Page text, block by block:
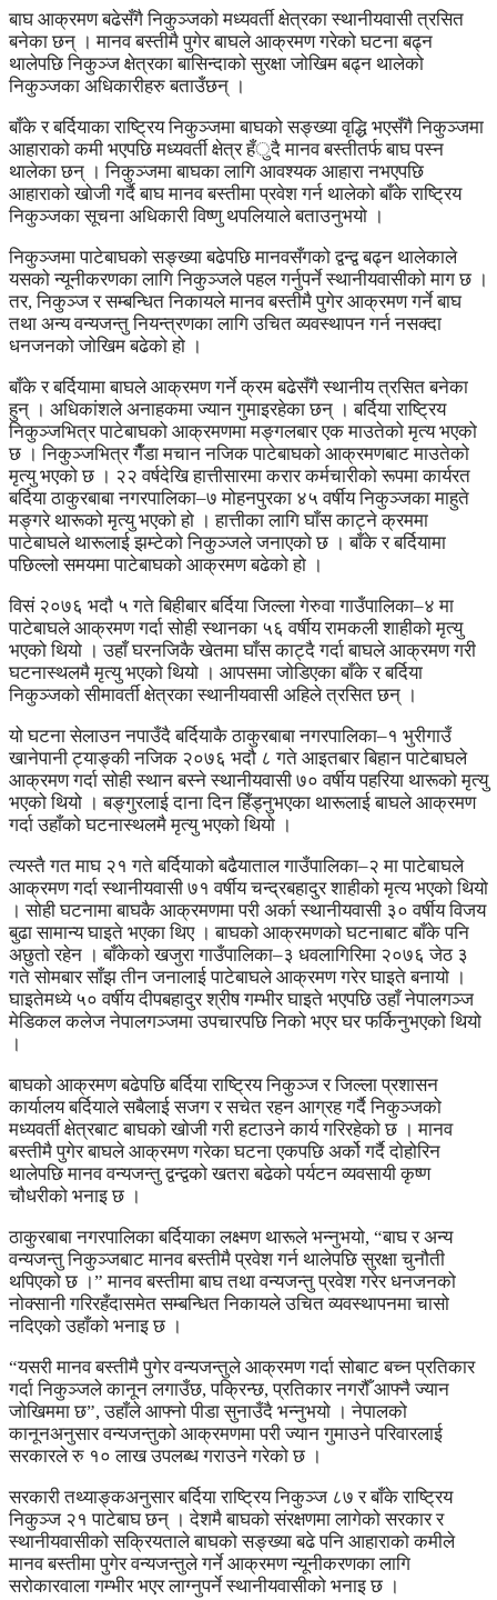
बाघ आक्रमण बढेसँगै निकुञ्जको मध्यवर्ती क्षेत्रका स्थानीयवासी त्रसित
बनेका छन् । मानव बस्तीमै पुगेर बाघले आक्रमण गरेको घटना बढ्न
थालेपछि निकुञ्ज क्षेत्रका बासिन्दाको सुरक्षा जोखिम बढ्न थालेको
निकुञ्जका अधिकारीहरु बताउँछन् ।
बाँके र बर्दियाका राष्ट्रिय निकुञ्जमा बाघको सङ्ख्या वृद्धि भएसँगै निकुञ्जमा
आहाराको कमी भएपछि मध्यवर्ती क्षेत्र हँुदै मानव बस्तीतर्फ बाघ पस्न
थालेका छन् । निकुञ्जमा बाघका लागि आवश्यक आहारा नभएपछि
आहाराको खोजी गर्दै बाघ मानव बस्तीमा प्रवेश गर्न थालेको बाँके राष्ट्रिय
निकुञ्जका सूचना अधिकारी विष्णु थपलियाले बताउनुभयो ।
निकुञ्जमा पाटेबाघको सङ्ख्या बढेपछि मानवसँगको द्वन्द्व बढ्न थालेकाले
यसको न्यूनीकरणका लागि निकुञ्जले पहल गर्नुपर्ने स्थानीयवासीको माग छ ।
तर, निकुञ्ज र सम्बन्धित निकायले मानव बस्तीमै पुगेर आक्रमण गर्ने बाघ
तथा अन्य वन्यजन्तु नियन्त्रणका लागि उचित व्यवस्थापन गर्न नसक्दा
धनजनको जोखिम बढेको हो ।
बाँके र बर्दियामा बाघले आक्रमण गर्ने क्रम बढेसँगै स्थानीय त्रसित बनेका
हुन् । अधिकांशले अनाहकमा ज्यान गुमाइरहेका छन् । बर्दिया राष्ट्रिय
निकुञ्जभित्र पाटेबाघको आक्रमणमा मङ्गलबार एक माउतेको मृत्य भएको
छ । निकुञ्जभित्र गैँडा मचान नजिक पाटेबाघको आक्रमणबाट माउतेको
मृत्यु भएको छ । २२ वर्षदेखि हात्तीसारमा करार कर्मचारीको रूपमा कार्यरत
बर्दिया ठाकुरबाबा नगरपालिका–७ मोहनपुरका ४५ वर्षीय निकुञ्जका माहुते
मङ्गरे थारूको मृत्यु भएको हो । हात्तीका लागि घाँस काट्ने क्रममा
पाटेबाघले थारूलाई झम्टेको निकुञ्जले जनाएको छ । बाँके र बर्दियामा
पछिल्लो समयमा पाटेबाघको आक्रमण बढेको हो ।
विसं २०७६ भदौ ५ गते बिहीबार बर्दिया जिल्ला गेरुवा गाउँपालिका–४ मा
पाटेबाघले आक्रमण गर्दा सोही स्थानका ५६ वर्षीय रामकली शाहीको मृत्यु
भएको थियो । उहाँ घरनजिकै खेतमा घाँस काट्दै गर्दा बाघले आक्रमण गरी
घटनास्थलमै मृत्यु भएको थियो । आपसमा जोडिएका बाँके र बर्दिया
निकुञ्जको सीमावर्ती क्षेत्रका स्थानीयवासी अहिले त्रसित छन् ।
यो घटना सेलाउन नपाउँदै बर्दियाकै ठाकुरबाबा नगरपालिका–१ भुरीगाउँ
खानेपानी ट्याङ्की नजिक २०७६ भदौ ८ गते आइतबार बिहान पाटेबाघले
आक्रमण गर्दा सोही स्थान बस्ने स्थानीयवासी ७० वर्षीय पहरिया थारूको मृत्यु
भएको थियो । बङ्गुरलाई दाना दिन हिँड्नुभएका थारूलाई बाघले आक्रमण
गर्दा उहाँको घटनास्थलमै मृत्यु भएको थियो ।
त्यस्तै गत माघ २१ गते बर्दियाको बढैयाताल गाउँपालिका–२ मा पाटेबाघले
आक्रमण गर्दा स्थानीयवासी ७१ वर्षीय चन्द्रबहादुर शाहीको मृत्य भएको थियो
। सोही घटनामा बाघकै आक्रमणमा परी अर्का स्थानीयवासी ३० वर्षीय विजय
बुढा सामान्य घाइते भएका थिए । बाघको आक्रमणको घटनाबाट बाँके पनि
अछुतो रहेन । बाँकेको खजुरा गाउँपालिका–३ धवलागिरिमा २०७६ जेठ ३
गते सोमबार साँझ तीन जनालाई पाटेबाघले आक्रमण गरेर घाइते बनायो ।
घाइतेमध्ये ५० वर्षीय दीपबहादुर श्रीष गम्भीर घाइते भएपछि उहाँ नेपालगञ्ज
मेडिकल कलेज नेपालगञ्जमा उपचारपछि निको भएर घर फर्किनुभएको थियो
।
बाघको आक्रमण बढेपछि बर्दिया राष्ट्रिय निकुञ्ज र जिल्ला प्रशासन
कार्यालय बर्दियाले सबैलाई सजग र सचेत रहन आग्रह गर्दै निकुञ्जको
मध्यवर्ती क्षेत्रबाट बाघको खोजी गरी हटाउने कार्य गरिरहेको छ । मानव
बस्तीमै पुगेर बाघले आक्रमण गरेका घटना एकपछि अर्को गर्दै दोहोरिन
थालेपछि मानव वन्यजन्तु द्वन्द्वको खतरा बढेको पर्यटन व्यवसायी कृष्ण
चौधरीको भनाइ छ ।
ठाकुरबाबा नगरपालिका बर्दियाका लक्ष्मण थारूले भन्नुभयो, “बाघ र अन्य
वन्यजन्तु निकुञ्जबाट मानव बस्तीमै प्रवेश गर्न थालेपछि सुरक्षा चुनौती
थपिएको छ ।” मानव बस्तीमा बाघ तथा वन्यजन्तु प्रवेश गरेर धनजनको
नोक्सानी गरिरहँदासमेत सम्बन्धित निकायले उचित व्यवस्थापनमा चासो
नदिएको उहाँको भनाइ छ ।
“यसरी मानव बस्तीमै पुगेर वन्यजन्तुले आक्रमण गर्दा सोबाट बच्न प्रतिकार
गर्दा निकुञ्जले कानून लगाउँछ, पक्रिन्छ, प्रतिकार नगरौँ आफ्नै ज्यान
जोखिममा छ”, उहाँले आफ्नो पीडा सुनाउँदै भन्नुभयो । नेपालको
कानूनअनुसार वन्यजन्तुको आक्रमणमा परी ज्यान गुमाउने परिवारलाई
सरकारले रु १० लाख उपलब्ध गराउने गरेको छ ।
सरकारी तथ्याङ्कअनुसार बर्दिया राष्ट्रिय निकुञ्ज ८७ र बाँके राष्ट्रिय
निकुञ्ज २१ पाटेबाघ छन् । देशमै बाघको संरक्षणमा लागेको सरकार र
स्थानीयवासीको सक्रियताले बाघको सङ्ख्या बढे पनि आहाराको कमीले
मानव बस्तीमा पुगेर वन्यजन्तुले गर्ने आक्रमण न्यूनीकरणका लागि
सरोकारवाला गम्भीर भएर लाग्नुपर्ने स्थानीयवासीको भनाइ छ ।